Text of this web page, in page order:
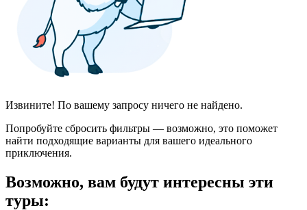
Извините! По вашему запросу ничего не найдено.
Попробуйте сбросить фильтры — возможно, это поможет
найти подходящие варианты для вашего идеального
приключения.
Возможно, вам будут интересны эти
туры: